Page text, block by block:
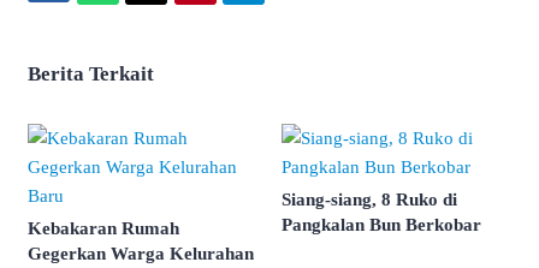
Berita Terkait
Kebakaran Rumah
Gegerkan Warga Kelurahan
Siang-siang, 8 Ruko di
Pangkalan Bun Berkobar